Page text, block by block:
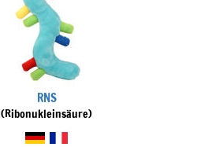
RNS
(Ribonukleinsäure)